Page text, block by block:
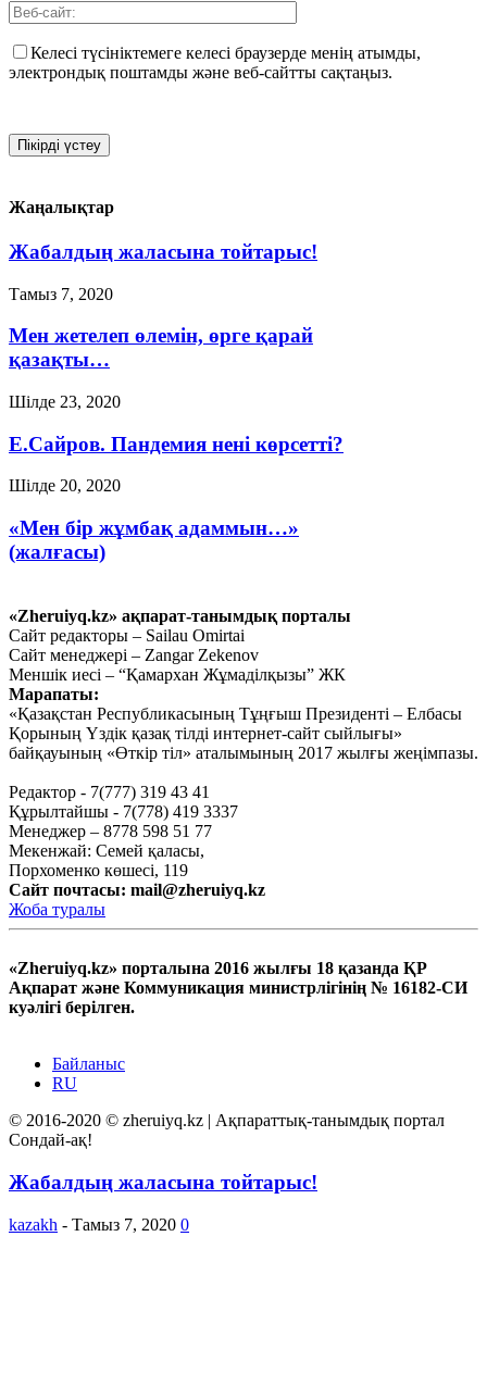
Келесі түсініктемеге келесі браузерде менің атымды,
электрондық поштамды және веб-сайтты сақтаңыз.
Жаңалықтар
Жабалдың жаласына тойтарыс!
Тамыз 7, 2020
Мен жетелеп өлемін, өрге қарай
қазақты…
Шілде 23, 2020
Е.Сайров. Пандемия нені көрсетті?
Шілде 20, 2020
«Мен бір жұмбақ адаммын…»
(жалғасы)
«Мен бір жұмбақ адаммын…»
(жалғасы)
Маусым 19, 2020
Тағы оқу
«Zheruiyq.kz» ақпарат-танымдық порталы
Сайт редакторы – Sailau Omirtai
Сайт менеджері – Zangar Zekenov
Меншік иесі – “Қамархан Жұмаділқызы” ЖК
Марапаты:
«Қазақстан Республикасының Тұңғыш Президенті – Елбасы
Қорының Үздік қазақ тілді интернет-сайт сыйлығы»
байқауының «Өткір тіл» аталымының 2017 жылғы жеңімпазы.
Редактор - 7(777) 319 43 41
Құрылтайшы - 7(778) 419 3337
Менеджер – 8778 598 51 77
Мекенжай: Семей қаласы,
Порхоменко көшесі, 119
Сайт почтасы: mail@zheruiyq.kz
Жоба туралы
«Zheruiyq.kz» порталына 2016 жылғы 18 қазанда ҚР
Ақпарат және Коммуникация министрлігінің № 16182-СИ
куәлігі берілген.
Байланыс
RU
© 2016-2020 © zheruiyq.kz | Ақпараттық-танымдық портал
Сондай-ақ!
Жабалдың жаласына тойтарыс!
kazakh - Тамыз 7, 2020 0